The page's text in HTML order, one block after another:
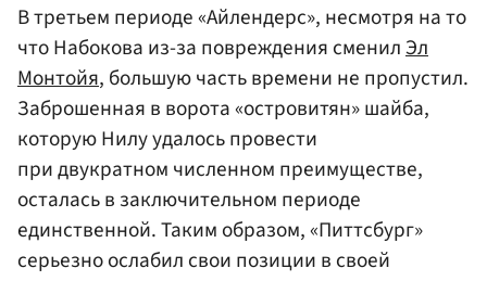
В третьем периоде «Айлендерс», несмотря на то
что Набокова из-за повреждения сменилЭл
Монтойя, большую часть времени не пропустил.
Заброшенная в ворота «островитян» шайба,
которую Нилу удалось провести
при двукратном численном преимуществе,
осталась в заключительном периоде
единственной. Таким образом, «Питтсбург»
серьезно ослабил свои позиции в своей